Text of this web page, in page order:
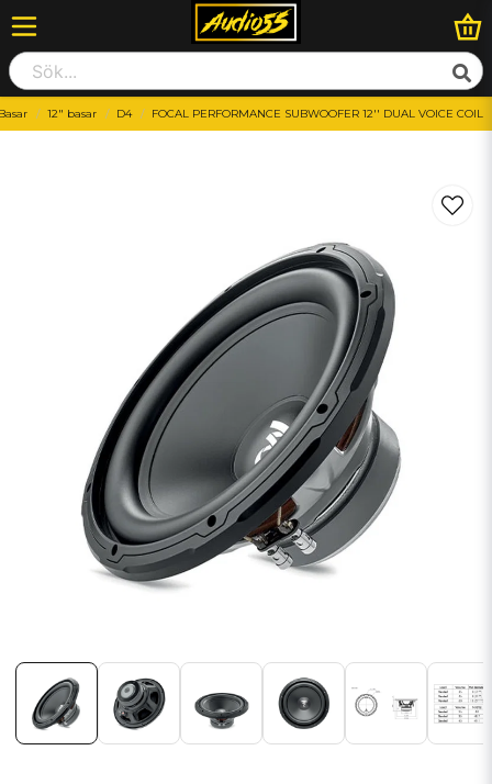
12" basar D4 FOCAL PERFORMANCE SUBWOOFER 12'' DUAL VOICE COIL